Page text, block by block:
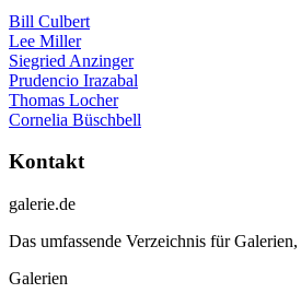
Bill Culbert
Lee Miller
Siegried Anzinger
Prudencio Irazabal
Thomas Locher
Cornelia Büschbell
Kontakt
galerie.de
Das umfassende Verzeichnis für
Galerien